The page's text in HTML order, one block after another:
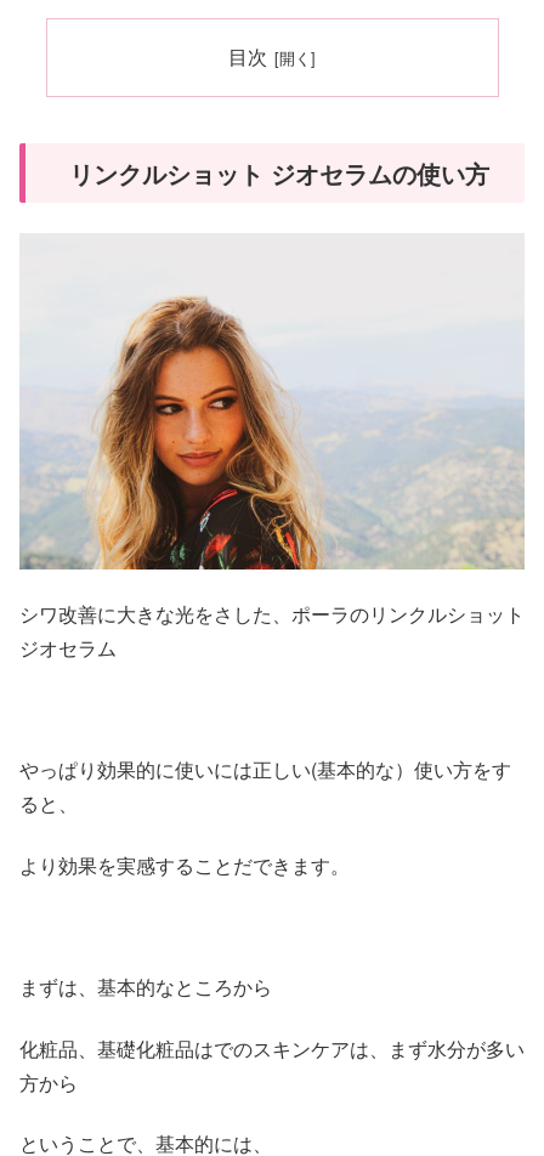
目次
リンクルショット ジオセラムの使い方
シワ改善に大きな光をさした、ポーラのリンクルショット
ジオセラム
やっぱり効果的に使いには正しい(基本的な）使い方をす
ると、
より効果を実感することだできます。
まずは、基本的なところから
化粧品、基礎化粧品はでのスキンケアは、まず水分が多い
方から
ということで、基本的には、